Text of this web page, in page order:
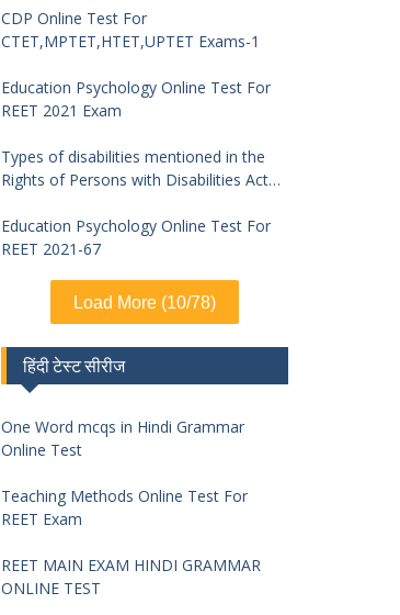
CDP Online Test For
CTET,MPTET,HTET,UPTET Exams-1
Education Psychology Online Test For
REET 2021 Exam
Types of disabilities mentioned in the
Rights of Persons with Disabilities Act
Education Psychology Online Test For
REET 2021-67
Load More (10/78)
हिंदी टेस्ट सीरीज
One Word mcqs in Hindi Grammar
Online Test
Teaching Methods Online Test For
REET Exam
REET MAIN EXAM HINDI GRAMMAR
ONLINE TEST